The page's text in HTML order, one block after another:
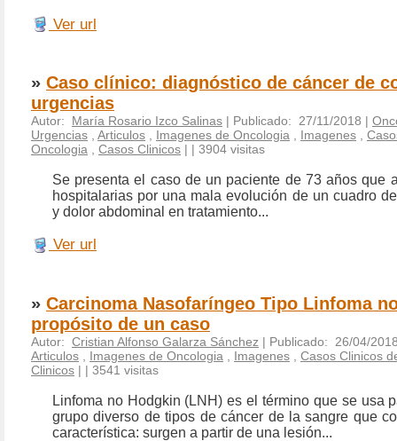
Ver url
» Caso clínico: diagnóstico de cáncer de
urgencias
Autor: María Rosario Izco Salinas | Publicado: 27/11/2018 |
Urgencias , Articulos , Imagenes de Oncologia , Imagenes ,
Oncologia , Casos Clinicos | | 3904 visitas
Se presenta el caso de un paciente de 73 años que
hospitalarias por una mala evolución de un cuadro
y dolor abdominal en tratamiento...
Ver url
» Carcinoma Nasofaríngeo Tipo Linfoma
propósito de un caso
Autor: Cristian Alfonso Galarza Sánchez | Publicado: 26/04/
Articulos
Imagenes de Oncologia Imagenes
Casos Clinicos
Clinicos | | 3541 visitas
Linfoma no Hodgkin (LNH) es el término que se usa
grupo diverso de tipos de cáncer de la sangre que
característica: surgen a partir de una lesión...